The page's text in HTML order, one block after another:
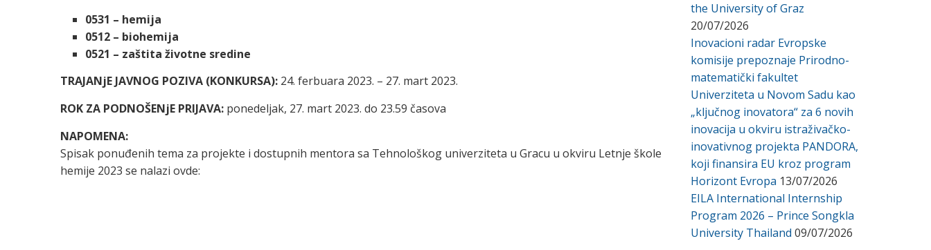
0531 – hemija
0512 – biohemija
0521 – zaštita životne sredine
TRAJANjE JAVNOG POZIVA (KONKURSA): 24. ferbuara 2023. – 27. mart 2023.
ROK ZA PODNOŠENjE PRIJAVA: ponedeljak, 27. mart 2023. do 23.59 časova
NAPOMENA:
Spisak ponuđenih tema za projekte i dostupnih mentora sa Tehnološkog univerziteta u Gracu u okviru Letnje škole
hemije 2023 se nalazi ovde:
the University of Graz
20/07/2026
Inovacioni radar Evropske
komisije prepoznaje Prirodno-
matematički fakultet
Univerziteta u Novom Sadu kao
„ključnog inovatora“ za 6 novih
inovacija u okviru istraživačko-
inovativnog projekta PANDORA,
koji finansira EU kroz program
Horizont Evropa 13/07/2026
EILA International Internship
Program 2026 – Prince Songkla
University Thailand 09/07/2026